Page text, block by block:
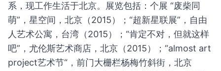
系，现工作生活于北京。展览包括：个展 “废柴同
萌”，星空间，北京（2015）；“超新星联展”，⾃由
人艺术公寓，台湾（2015）；“肯定不对，但就这样
吧”，尤伦斯艺术商店，北京（2015）；“almost art
project艺术节“，前⻔⼤栅栏杨梅⽵斜街，北京